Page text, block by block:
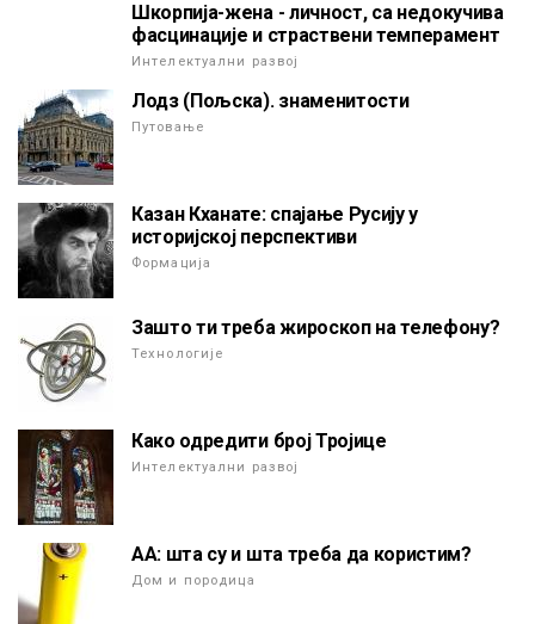
Шкорпија-жена - личност, са недокучива
фасцинације и страствени темперамент
Интелектуални развој
Лодз (Пољска). знаменитости
Путовање
Казан Кханате: спајање Русију у
историјској перспективи
Формација
Зашто ти треба жироскоп на телефону?
Технологије
Како одредити број Тројице
Интелектуални развој
АА: шта су и шта треба да користим?
Дом и породица